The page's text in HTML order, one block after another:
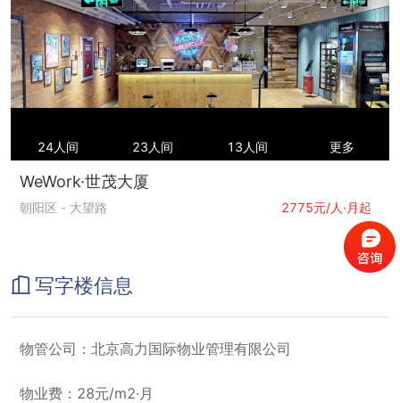
24人间 23人间 13人间 更多
WeWork·世茂大厦
朝阳区 - 大望路 2775元/人·月起
写字楼信息
物管公司：北京高力国际物业管理有限公司
物业费：28元/m2·月